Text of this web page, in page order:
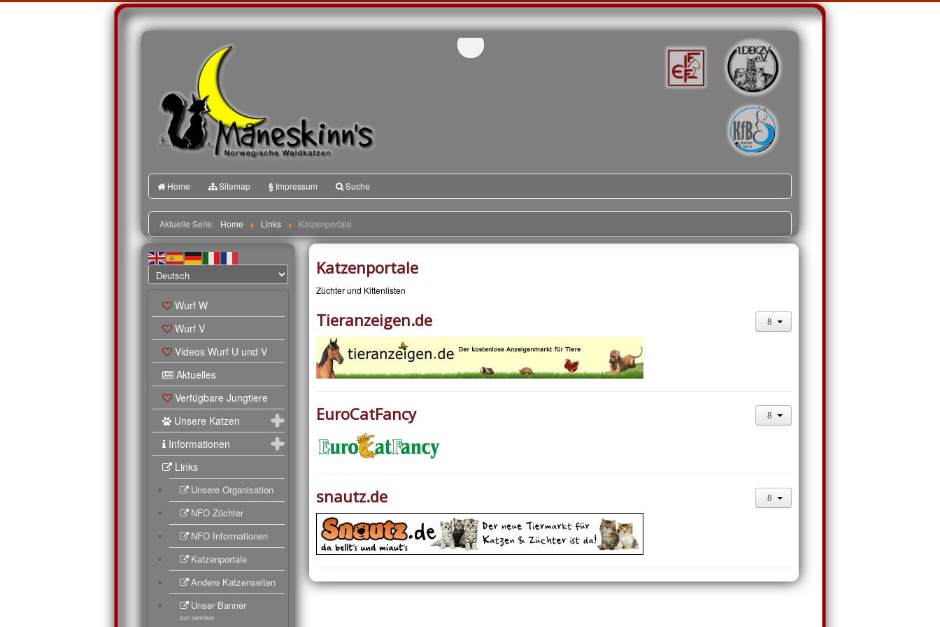
Home Sitemap § Impressum Suche
Aktuelle Seite: Home Links Katzenportale
Wurf W
Wurf V
Videos Wurf U und V
Aktuelles
Verfügbare Jungtiere
Unsere Katzen
Informationen
Links
Unsere Organisation
NFO Züchter
NFO Informationen
Katzenportale
Andere Katzenseiten
Unser Banner
zum Verlinken
Katzenportale
Züchter und Kittenlisten
Tieranzeigen.de
EuroCatFancy
snautz.de